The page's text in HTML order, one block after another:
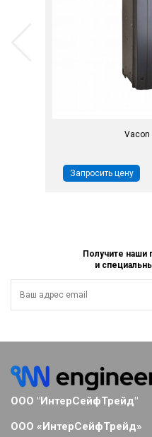
Vacon
Запросить цену
Получите наши
и
ООО "ИнтерСейфТрейд"
ООО «ИнтерСейфТрейд»